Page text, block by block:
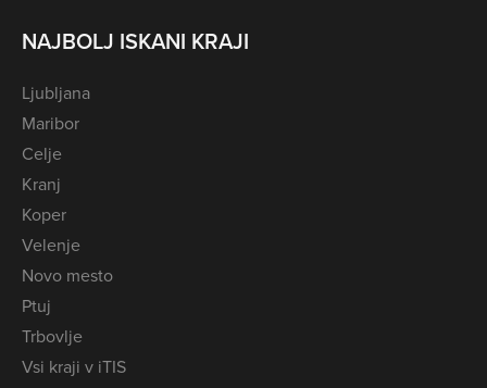
NAJBOLJ ISKANI KRAJI
Ljubljana
Maribor
Celje
Kranj
Koper
Velenje
Novo mesto
Ptuj
Trbovlje
Vsi kraji v iTIS